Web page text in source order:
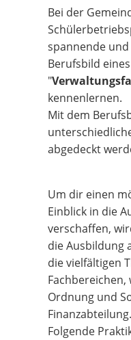
Bei der
spannende
Berufsbild eines
"
kennenlernen.
Mit dem
abgedeckt
Um dir einen
Einblick in die
verschaffen,
die Ausbildung
die vielfältigen
Fachbereichen,
Ordnung und
Finanzabteilung.
Folgende